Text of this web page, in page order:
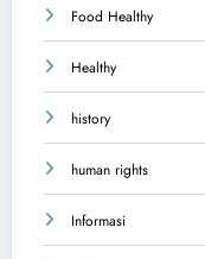
Food Healthy
Healthy
history
human rights
Informasi